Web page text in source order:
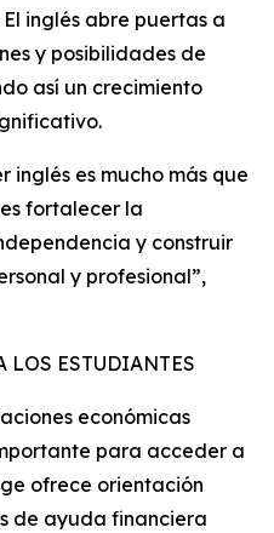
inglés abre puertas a
y posibilidades de
así un crecimiento
inglés es mucho más que
fortalecer la
y construir
y profesional”,
LOS ESTUDIANTES
económicas
para acceder a
ofrece orientación
de ayuda financiera